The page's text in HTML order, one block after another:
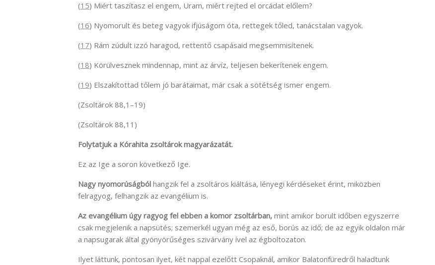
(15) Miért taszítasz el engem, Uram, miért rejted el orcádat előlem?
(16) Nyomorult és beteg vagyok ifjúságom óta, rettegek tőled, tanácstalan vagyok.
(17) Rám zúdult izzó haragod, rettentő csapásaid megsemmisítenek.
(18) Körülvesznek mindennap, mint az árvíz, teljesen bekerítenek engem.
(19) Elszakítottad tőlem jó barátaimat, már csak a sötétség ismer engem.
(Zsoltárok 88,1–19)
(Zsoltárok 88,11)
Folytatjuk a Kórahita zsoltárok magyarázatát.
Ez az Ige a soron következő Ige.
Nagy nyomorúságból hangzik fel a zsoltáros kiáltása, lényegi kérdéseket érint, miközben
felragyog, felhangzik az evangélium is.
Az evangélium úgy ragyog fel ebben a komor zsoltárban, mint amikor borult időben egyszerre
csak megjelenik a napsütés; szemerkél ugyan még az eső, borús az idő; de az egyik oldalon már
a napsugarak által gyönyörűséges szivárvány ível az égboltozaton.
Ilyet láttunk, pontosan ilyet, két nappal ezelőtt Csopaknál, amikor Balatonfüredről haladtunk